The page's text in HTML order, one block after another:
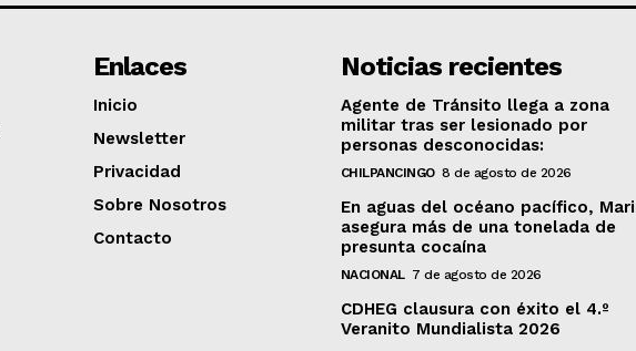
Enlaces
Inicio
Newsletter
Privacidad
Sobre Nosotros
Contacto
Noticias recientes
Agente de Tránsito llega a zona
militar tras ser lesionado por
personas desconocidas:
CHILPANCINGO 8 de agosto de 2026
En aguas del océano pacífico,
asegura más de una tonelada de
presunta cocaína
NACIONAL 7 de agosto de 2026
CDHEG clausura con éxito el 4.º
Veranito Mundialista 2026